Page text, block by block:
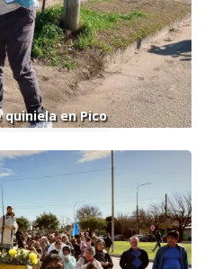
quiniela en Pico